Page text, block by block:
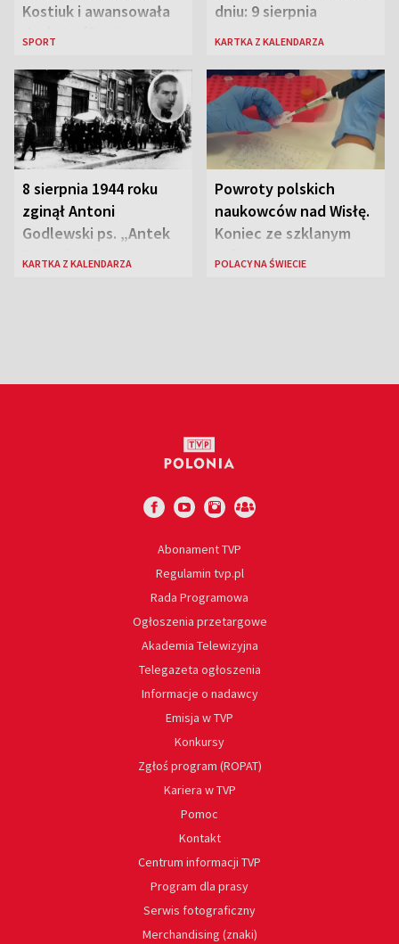
Kostiuk i awansowała
do ćwierćfinału
SPORT
dniu: 9 sierpnia
KARTKA Z KALENDARZA
8 sierpnia 1944 roku
zginął Antoni
Godlewski ps. „Antek
Rozpylacz”
KARTKA Z KALENDARZA
Powroty polskich
naukowców nad Wisłę.
Koniec ze szklanym
sufitem
POLACY NA ŚWIECIE
Abonament TVP
Regulamin tvp.pl
Rada Programowa
Ogłoszenia przetargowe
Akademia Telewizyjna
Telegazeta ogłoszenia
Informacje o nadawcy
Emisja w TVP
Konkursy
Zgłoś program (ROPAT)
Kariera w TVP
Pomoc
Kontakt
Centrum informacji TVP
Program dla prasy
Serwis fotograficzny
Merchandising (znaki)